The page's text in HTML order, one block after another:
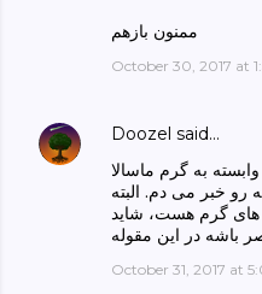
ممنون بازهم
October 30, 2017 at
Doozel said…
به گرم ماسالا
رو خبر می دم. البته
های گرم هست، شاید
باشه در این مقوله
October 31, 2017 at